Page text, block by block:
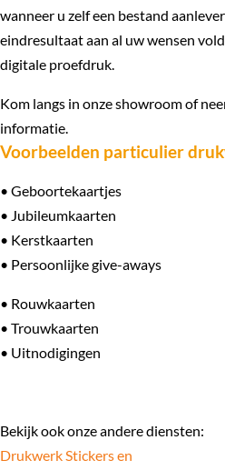
wanneer u zelf een bestand
eindresultaat aan al uw wensen
digitale proefdruk.
Kom langs in onze showroom of
informatie.
Voorbeelden particulier
• Geboortekaartjes
• Jubileumkaarten
• Kerstkaarten
• Persoonlijke give-aways
• Rouwkaarten
• Trouwkaarten
• Uitnodigingen
Bekijk ook onze andere diensten:
DrukwerkStickers en